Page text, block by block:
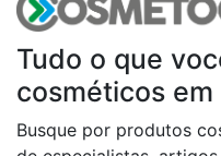
Tudo o que
cosméticos em
Busque por produtos